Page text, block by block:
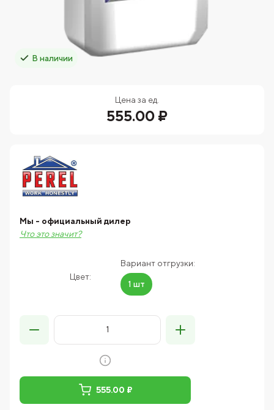
В наличии
Цена за ед.
555.00 ₽
Цвет:
Вариант отгрузки:
1 шт
Мы - официальный дилер
Что это значит?
555.00 ₽